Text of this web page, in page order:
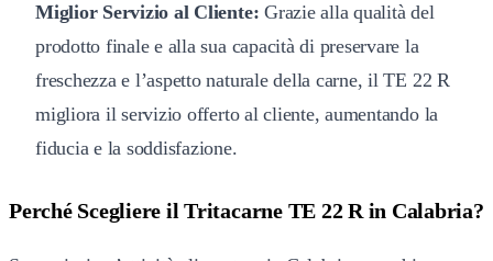
Miglior Servizio al Cliente: Grazie alla qualità del
prodotto finale e alla sua capacità di preservare la
freschezza e l’aspetto naturale della carne, il TE 22 R
migliora il servizio offerto al cliente, aumentando la
fiducia e la soddisfazione.
Perché Scegliere il Tritacarne TE 22 R in Calabria?